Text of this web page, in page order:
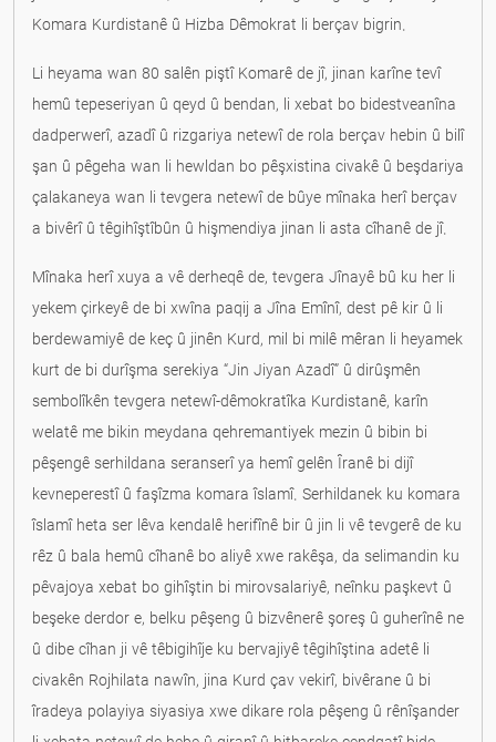
Komara Kurdistanê û Hizba Dêmokrat li berçav bigrin.
Li heyama wan 80 salên piştî Komarê de jî, jinan karîne tevî
hemû tepeseriyan û qeyd û bendan, li xebat bo bidestveanîna
dadperwerî, azadî û rizgariya netewî de rola berçav hebin û bilî
şan û pêgeha wan li hewldan bo pêşxistina civakê û beşdariya
çalakaneya wan li tevgera netewî de bûye mînaka herî berçav
a bivêrî û têgihîştîbûn û hişmendiya jinan li asta cîhanê de jî.
Mînaka herî xuya a vê derheqê de, tevgera Jînayê bû ku her li
yekem çirkeyê de bi xwîna paqij a Jîna Emînî, dest pê kir û li
berdewamiyê de keç û jinên Kurd, mil bi milê mêran li heyamek
kurt de bi durîşma serekiya “Jin Jiyan Azadî” û dirûşmên
sembolîkên tevgera netewî-dêmokratîka Kurdistanê, karîn
welatê me bikin meydana qehremantiyek mezin û bibin bi
pêşengê serhildana seranserî ya hemî gelên Îranê bi dijî
kevneperestî û faşîzma komara îslamî. Serhildanek ku komara
îslamî heta ser lêva kendalê herifînê bir û jin li vê tevgerê de ku
rêz û bala hemû cîhanê bo aliyê xwe rakêşa, da selimandin ku
pêvajoya xebat bo gihîştin bi mirovsalariyê, neînku paşkevt û
beşeke derdor e, belku pêşeng û bizvênerê şoreş û guherînê ne
û dibe cîhan ji vê têbigihîje ku bervajiyê têgihîştina adetê li
civakên Rojhilata nawîn, jina Kurd çav vekirî, bivêrane û bi
îradeya polayiya siyasiya xwe dikare rola pêşeng û rênîşander